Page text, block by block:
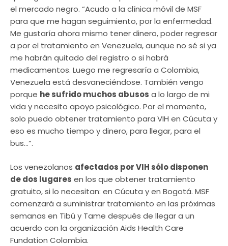
el mercado negro. “Acudo a la clínica móvil de MSF
para que me hagan seguimiento, por la enfermedad.
Me gustaría ahora mismo tener dinero, poder regresar
a por el tratamiento en Venezuela, aunque no sé si ya
me habrán quitado del registro o si habrá
medicamentos. Luego me regresaría a Colombia,
Venezuela está desvaneciéndose. También vengo
porque he sufrido muchos abusos a lo largo de mi
vida y necesito apoyo psicológico. Por el momento,
solo puedo obtener tratamiento para VIH en Cúcuta y
eso es mucho tiempo y dinero, para llegar, para el
bus…”.
Los venezolanos afectados por VIH sólo disponen
de dos lugares en los que obtener tratamiento
gratuito, si lo necesitan: en Cúcuta y en Bogotá. MSF
comenzará a suministrar tratamiento en las próximas
semanas en Tibú y Tame después de llegar a un
acuerdo con la organización Aids Health Care
Fundation Colombia.